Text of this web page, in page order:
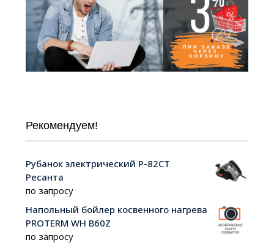
Рекомендуем!
Рубанок электрический Р-82СТ
Ресанта
по запросу
Напольный бойлер косвенного нагрева
PROTERM WH B60Z
по запросу